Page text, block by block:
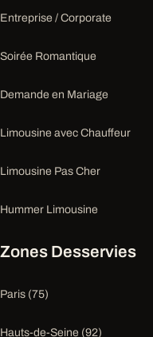
Entreprise / Corporate
Soirée Romantique
Demande en Mariage
Limousine avec Chauffeur
Limousine Pas Cher
Hummer Limousine
Zones Desservies
Paris (75)
Hauts-de-Seine (92)